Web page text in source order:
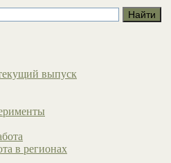
выпуск
в регионах